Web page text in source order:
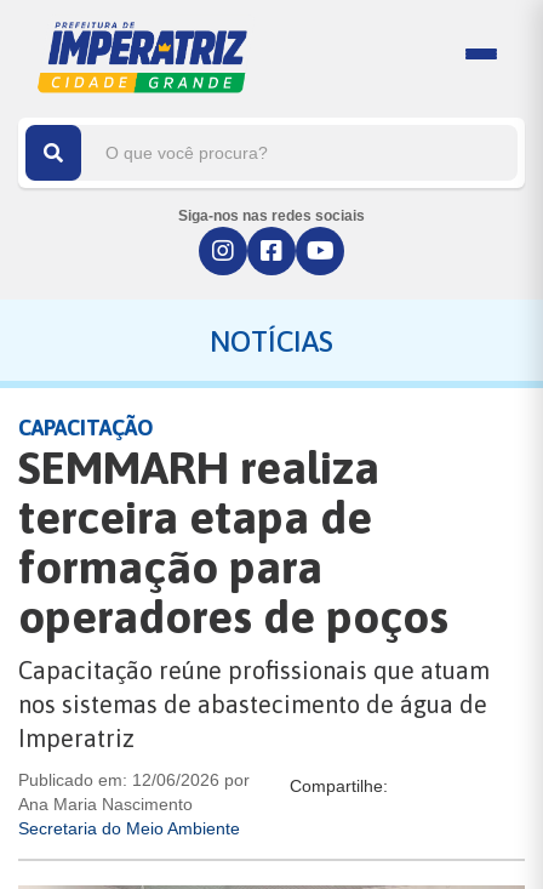
Siga-nos nas redes sociais
NOTÍCIAS
CAPACITAÇÃO
SEMMARH realiza
terceira etapa de
formação para
operadores de poços
Capacitação reúne profissionais que atuam
nos sistemas de abastecimento de água de
Imperatriz
Publicado em: 12/06/2026 por
Ana Maria Nascimento
Secretaria do Meio Ambiente
Compartilhe: